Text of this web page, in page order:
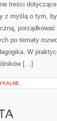
treści
z myślą o tym,
po tematy
W
[…]